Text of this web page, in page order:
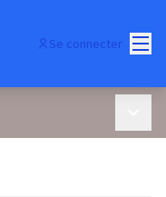
Se connecter